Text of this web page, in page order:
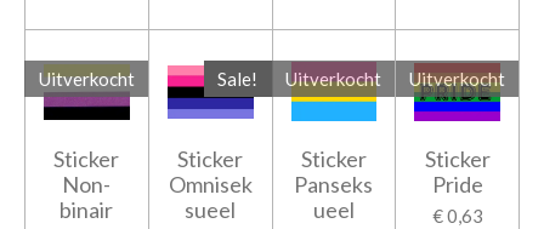
Uitverkocht
Sticker
Non-
binair
Sale!
Sticker
Omnisek
sueel
Uitverkocht
Sticker
Panseks
ueel
Uitverkocht
Sticker
Pride
€ 0,63